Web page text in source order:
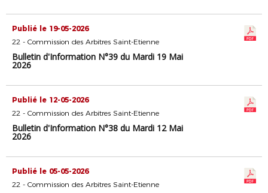
Publié le 19-05-2026
22 - Commission des Arbitres Saint-Etienne
Bulletin d'Information N°39 du Mardi 19 Mai
2026
Publié le 12-05-2026
22 - Commission des Arbitres Saint-Etienne
Bulletin d'Information N°38 du Mardi 12 Mai
2026
Publié le 05-05-2026
22 - Commission des Arbitres Saint-Etienne